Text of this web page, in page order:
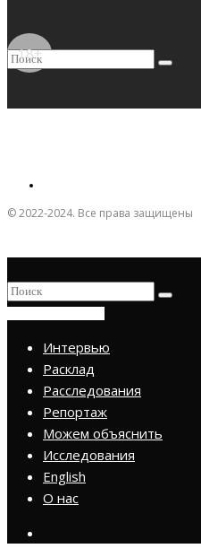
18+
© 2022-2024. Все права защищены
Интервью
Расклад
Расследования
Репортаж
Можем объяснить
Исследования
English
О нас